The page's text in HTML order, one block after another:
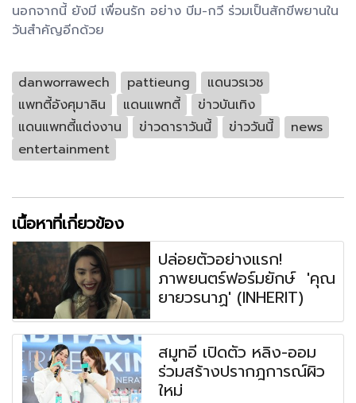
นอกจากนี้ ยังมี เพื่อนรัก อย่าง บีม-กวี ร่วมเป็นสักขีพยานใน
วันสำคัญอีกด้วย
danworrawech pattieung
แดนวรเวช
แพทตี้อังศุมาลิน
แดนแพทตี้
ข่าวบันเทิง
แดนแพทตี้แต่งงาน
ข่าวดาราวันนี้ ข่าววันนี้
news
entertainment
เนื้อหาที่เกี่ยวข้อง
ปล่อยตัวอย่างแรก!
ภาพยนตร์ฟอร์มยักษ์ 'คุณ
ยายวรนาฏ' (INHERIT)
สมูทอี เปิดตัว หลิง-ออม
ร่วมสร้างปรากฎการณ์ผิว
ใหม่